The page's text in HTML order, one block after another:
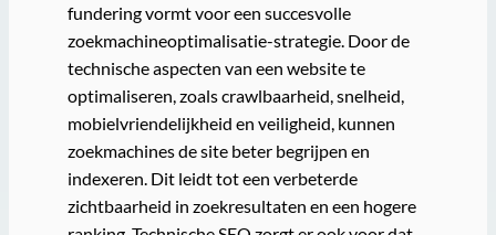
fundering vormt voor een succesvolle
zoekmachineoptimalisatie-strategie. Door de
technische aspecten van een website te
optimaliseren, zoals crawlbaarheid, snelheid,
mobielvriendelijkheid en veiligheid, kunnen
zoekmachines de site beter begrijpen en
indexeren. Dit leidt tot een verbeterde
zichtbaarheid in zoekresultaten en een hogere